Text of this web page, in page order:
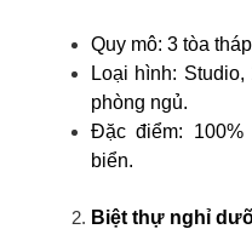
Quy mô: 3 tòa
Loại hình:
phòng ngủ.
Đặc điểm:
biển.
Biệt thự nghỉ